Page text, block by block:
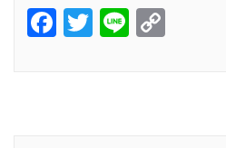
Facebook
Twitter
Line